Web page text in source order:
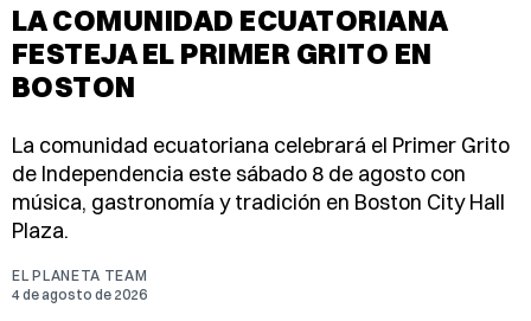
LA COMUNIDAD ECUATORIANA
FESTEJA EL PRIMER GRITO EN
BOSTON
La comunidad ecuatoriana celebrará el Primer Grito
de Independencia este sábado 8 de agosto con
música, gastronomía y tradición en Boston City Hall
Plaza.
EL PLANETA TEAM
4 de agosto de 2026